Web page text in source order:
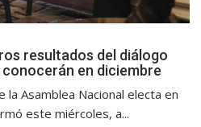
resultados del diálogo
en diciembre
la Asamblea Nacional electa en
este miércoles, a...